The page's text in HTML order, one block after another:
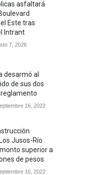
asfaltará
Este tras
Intrant
7, 2026
desarmó al
de sus dos
16, 2022
Jusos-Río
superior a
de pesos
16, 2022